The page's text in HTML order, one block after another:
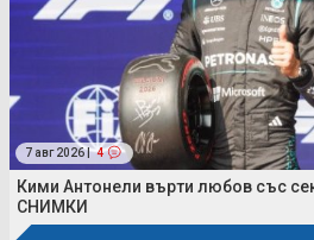
7 авг 2026 | 4
Кими Антонели върти любов със
СНИМКИ